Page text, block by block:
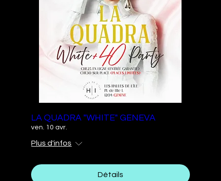
LA QUADRA "WHITE" GENEVA
ven. 10 avr.
Plus d'infos
Détails